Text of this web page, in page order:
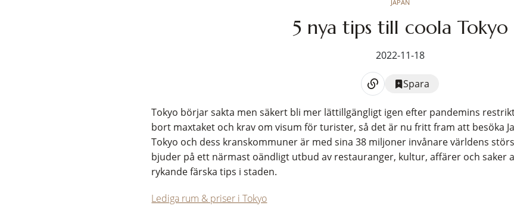
JAPAN
5 nya tips till coola Tokyo
2022-11-18
Spara
Tokyo börjar sakta men säkert bli mer lättillgängligt igen efter pandemins
bort maxtaket och krav om visum för turister, så det är nu fritt fram att besöka
Tokyo och dess kranskommuner är med sina 38 miljoner invånare världens
bjuder på ett närmast oändligt utbud av restauranger, kultur, affärer och saker
rykande färska tips i staden.
Lediga rum & priser i Tokyo